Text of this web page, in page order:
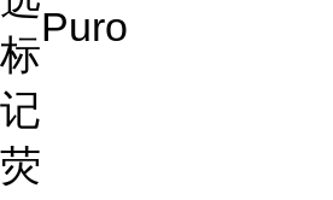
标
记
Puro
荧